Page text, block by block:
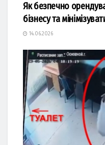
Як безпечно
бізнесу та
14.06.2026